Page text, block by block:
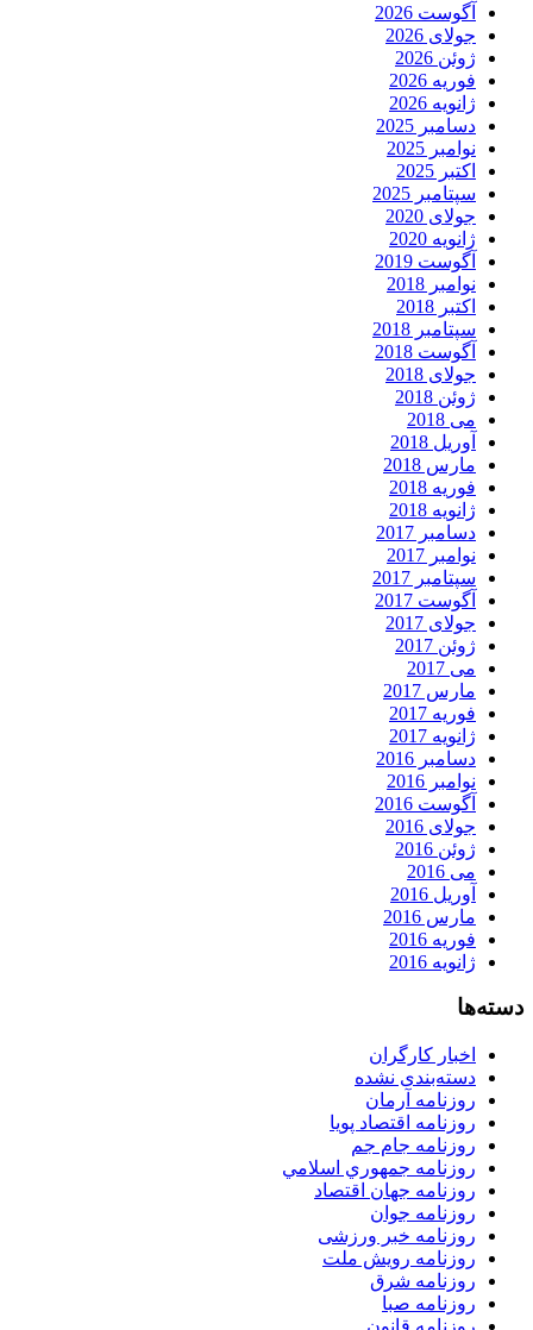
آگوست 2026
جولای 2026
ژوئن 2026
فوریه 2026
ژانویه 2026
دسامبر 2025
نوامبر 2025
اکتبر 2025
سپتامبر 2025
جولای 2020
ژانویه 2020
آگوست 2019
نوامبر 2018
اکتبر 2018
سپتامبر 2018
آگوست 2018
جولای 2018
ژوئن 2018
می 2018
آوریل 2018
مارس 2018
فوریه 2018
ژانویه 2018
دسامبر 2017
نوامبر 2017
سپتامبر 2017
آگوست 2017
جولای 2017
ژوئن 2017
می 2017
مارس 2017
فوریه 2017
ژانویه 2017
دسامبر 2016
نوامبر 2016
آگوست 2016
جولای 2016
ژوئن 2016
می 2016
آوریل 2016
مارس 2016
فوریه 2016
ژانویه 2016
دسته‌ها
اخبار کارگران
دسته‌بندی نشده
روزنامه آرمان
روزنامه اقتصاد پویا
روزنامه جام جم
روزنامه جمهوري اسلامي
روزنامه جهان اقتصاد
روزنامه جوان
روزنامه خبر ورزشى
روزنامه رویش ملت
روزنامه شرق
روزنامه صبا